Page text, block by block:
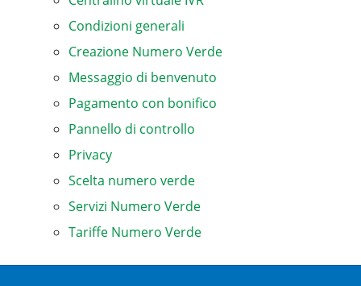
Condizioni generali
Creazione Numero Verde
Messaggio di benvenuto
Pagamento con bonifico
Pannello di controllo
Privacy
Scelta numero verde
Servizi Numero Verde
Tariffe Numero Verde